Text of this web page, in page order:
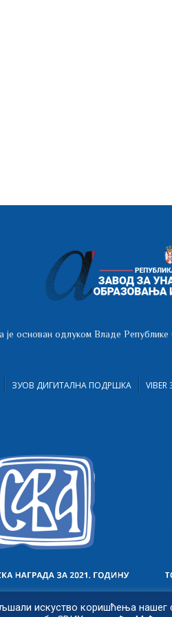
основан одлуком Владе
ЗУОВ ДИГИТАЛНА ПОДРШКА
искуство коришћења нашег